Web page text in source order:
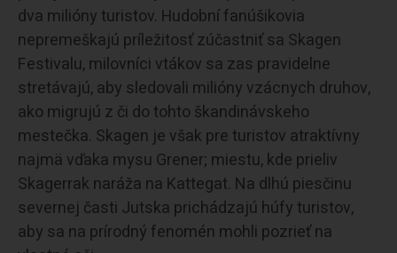
dva milióny turistov. Hudobní fanúšikovia
nepremeškajú príležitosť zúčastniť sa Skagen
Festivalu, milovníci vtákov sa zas pravidelne
stretávajú, aby sledovali milióny vzácnych druhov,
ako migrujú z či do tohto škandinávskeho
mestečka. Skagen je však pre turistov atraktívny
najmä vďaka mysu Grener; miestu, kde prieliv
Skagerrak naráža na Kattegat. Na dlhú piesčinu
severnej časti Jutska prichádzajú húfy turistov,
aby sa na prírodný fenomén mohli pozrieť na